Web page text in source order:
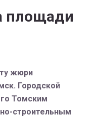
площади
жюри
Городской
Томским
строительным